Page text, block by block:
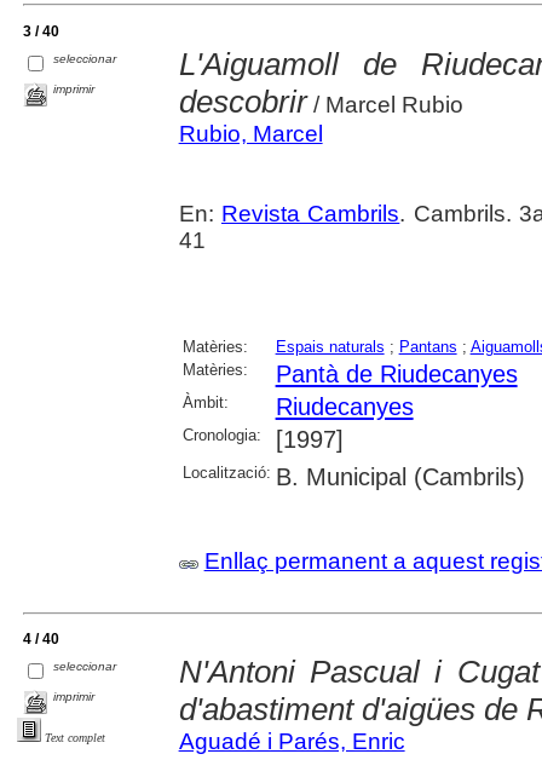
3 / 40
seleccionar
imprimir
L'Aiguamoll de
descobrir/ Marcel Rubio
Rubio, Marcel
En: Revista Cambrils. Cambrils.
41
Matèries: Espais naturals ; Pantans ;
Matèries:
Pantà de Riudecanyes
Àmbit: Riudecanyes
Cronologia: [1997]
Localització: B. Municipal (Cambrils)
Enllaç permanent a aquest
4 / 40
seleccionar
imprimir
Text complet
N'Antoni Pascual i
d'abastiment d'aigües de
Aguadé i Parés, Enric